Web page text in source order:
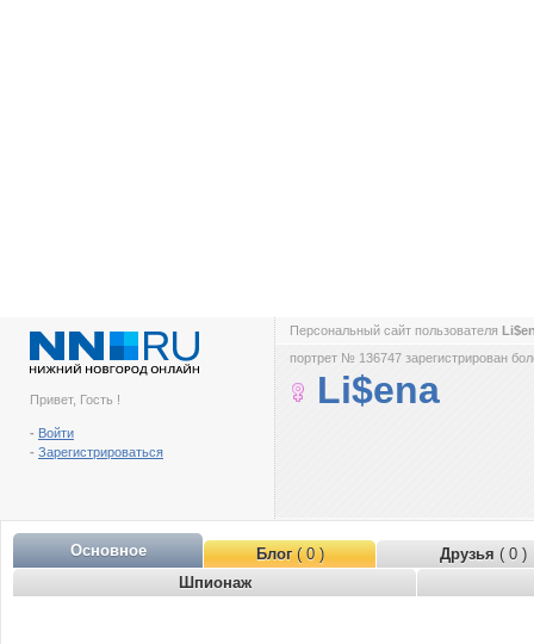
Привет, Гость !
- Войти
- Зарегистрироваться
Персональный сайт пользователя
портрет № 136747 зарегистрирован
Li$ena
Основное Блог( 0 ) Друзья ( 0 )
Шпионаж